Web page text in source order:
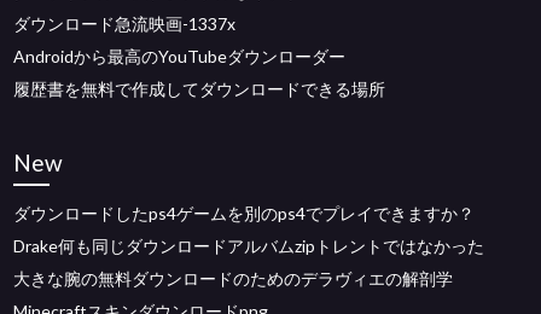
ダウンロード急流映画-1337x
Androidから最高のYouTubeダウンローダー
履歴書を無料で作成してダウンロードできる場所
New
ダウンロードしたps4ゲームを別のps4でプレイできますか？
Drake何も同じダウンロードアルバムzipトレントではなかった
大きな腕の無料ダウンロードのためのデラヴィエの解剖学